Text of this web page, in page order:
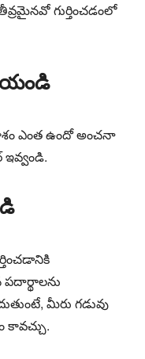
గుర్తించడంలో
ఎంత ఉందో అంచనా
పదార్థాలను
మీరు గడువు